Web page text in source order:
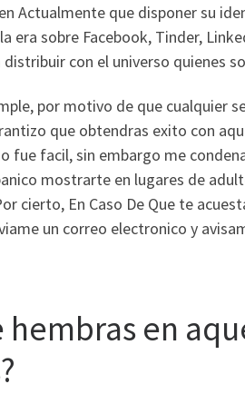
Actualmente que disponer su
era sobre Facebook, Tinder,
con el universo quienes
por motivo de que cualquier
que obtendras exito con
fue facil, sin embargo me
mostrarte en lugares de
cierto, En Caso De Que te
un correo electronico y
hembras en